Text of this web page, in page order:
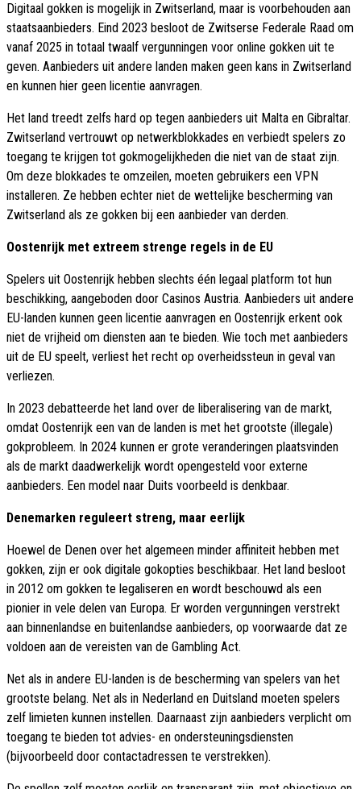
Digitaal gokken is mogelijk in Zwitserland, maar is voorbehouden aan
staatsaanbieders. Eind 2023 besloot de Zwitserse Federale Raad om
vanaf 2025 in totaal twaalf vergunningen voor online gokken uit te
geven. Aanbieders uit andere landen maken geen kans in Zwitserland
en kunnen hier geen licentie aanvragen.
Het land treedt zelfs hard op tegen aanbieders uit Malta en Gibraltar.
Zwitserland vertrouwt op netwerkblokkades en verbiedt spelers zo
toegang te krijgen tot gokmogelijkheden die niet van de staat zijn.
Om deze blokkades te omzeilen, moeten gebruikers een VPN
installeren. Ze hebben echter niet de wettelijke bescherming van
Zwitserland als ze gokken bij een aanbieder van derden.
Oostenrijk met extreem strenge regels in de EU
Spelers uit Oostenrijk hebben slechts één legaal platform tot hun
beschikking, aangeboden door Casinos Austria. Aanbieders uit andere
EU-landen kunnen geen licentie aanvragen en Oostenrijk erkent ook
niet de vrijheid om diensten aan te bieden. Wie toch met aanbieders
uit de EU speelt, verliest het recht op overheidssteun in geval van
verliezen.
In 2023 debatteerde het land over de liberalisering van de markt,
omdat Oostenrijk een van de landen is met het grootste (illegale)
gokprobleem. In 2024 kunnen er grote veranderingen plaatsvinden
als de markt daadwerkelijk wordt opengesteld voor externe
aanbieders. Een model naar Duits voorbeeld is denkbaar.
Denemarken reguleert streng, maar eerlijk
Hoewel de Denen over het algemeen minder affiniteit hebben met
gokken, zijn er ook digitale gokopties beschikbaar. Het land besloot
in 2012 om gokken te legaliseren en wordt beschouwd als een
pionier in vele delen van Europa. Er worden vergunningen verstrekt
aan binnenlandse en buitenlandse aanbieders, op voorwaarde dat ze
voldoen aan de vereisten van de Gambling Act.
Net als in andere EU-landen is de bescherming van spelers van het
grootste belang. Net als in Nederland en Duitsland moeten spelers
zelf limieten kunnen instellen. Daarnaast zijn aanbieders verplicht om
toegang te bieden tot advies- en ondersteuningsdiensten
(bijvoorbeeld door contactadressen te verstrekken).